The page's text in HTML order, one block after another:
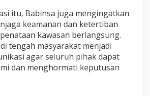
h
a
n
P
e
m
b
itu, Babinsa juga mengingatkan
keamanan dan ketertiban
kawasan berlangsung.
tengah masyarakat menjadi
agar seluruh pihak dapat
dan menghormati keputusan